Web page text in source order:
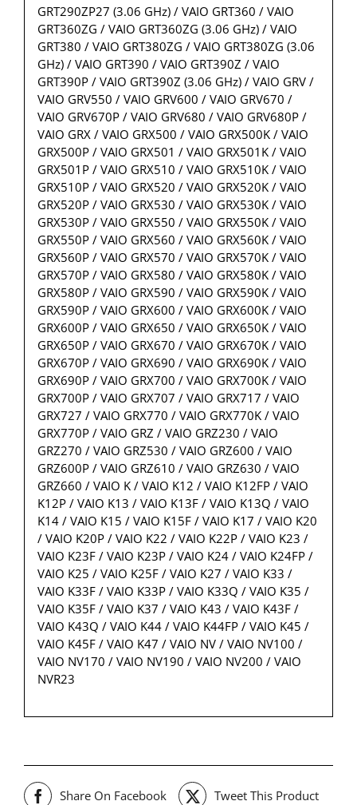
GRT290ZP27 (3.06 GHz) / VAIO GRT360 / VAIO
GRT360ZG / VAIO GRT360ZG (3.06 GHz) / VAIO
GRT380 / VAIO GRT380ZG / VAIO GRT380ZG (3.06
GHz) / VAIO GRT390 / VAIO GRT390Z / VAIO
GRT390P / VAIO GRT390Z (3.06 GHz) / VAIO GRV /
VAIO GRV550 / VAIO GRV600 / VAIO GRV670 /
VAIO GRV670P / VAIO GRV680 / VAIO GRV680P /
VAIO GRX / VAIO GRX500 / VAIO GRX500K / VAIO
GRX500P / VAIO GRX501 / VAIO GRX501K / VAIO
GRX501P / VAIO GRX510 / VAIO GRX510K / VAIO
GRX510P / VAIO GRX520 / VAIO GRX520K / VAIO
GRX520P / VAIO GRX530 / VAIO GRX530K / VAIO
GRX530P / VAIO GRX550 / VAIO GRX550K / VAIO
GRX550P / VAIO GRX560 / VAIO GRX560K / VAIO
GRX560P / VAIO GRX570 / VAIO GRX570K / VAIO
GRX570P / VAIO GRX580 / VAIO GRX580K / VAIO
GRX580P / VAIO GRX590 / VAIO GRX590K / VAIO
GRX590P / VAIO GRX600 / VAIO GRX600K / VAIO
GRX600P / VAIO GRX650 / VAIO GRX650K / VAIO
GRX650P / VAIO GRX670 / VAIO GRX670K / VAIO
GRX670P / VAIO GRX690 / VAIO GRX690K / VAIO
GRX690P / VAIO GRX700 / VAIO GRX700K / VAIO
GRX700P / VAIO GRX707 / VAIO GRX717 / VAIO
GRX727 / VAIO GRX770 / VAIO GRX770K / VAIO
GRX770P / VAIO GRZ / VAIO GRZ230 / VAIO
GRZ270 / VAIO GRZ530 / VAIO GRZ600 / VAIO
GRZ600P / VAIO GRZ610 / VAIO GRZ630 / VAIO
GRZ660 / VAIO K / VAIO K12 / VAIO K12FP / VAIO
K12P / VAIO K13 / VAIO K13F / VAIO K13Q / VAIO
K14 / VAIO K15 / VAIO K15F / VAIO K17 / VAIO K20
/ VAIO K20P / VAIO K22 / VAIO K22P / VAIO K23 /
VAIO K23F / VAIO K23P / VAIO K24 / VAIO K24FP /
VAIO K25 / VAIO K25F / VAIO K27 / VAIO K33 /
VAIO K33F / VAIO K33P / VAIO K33Q / VAIO K35 /
VAIO K35F / VAIO K37 / VAIO K43 / VAIO K43F /
VAIO K43Q / VAIO K44 / VAIO K44FP / VAIO K45 /
VAIO K45F / VAIO K47 / VAIO NV / VAIO NV100 /
VAIO NV170 / VAIO NV190 / VAIO NV200 / VAIO
NVR23
Share On Facebook Tweet This Product